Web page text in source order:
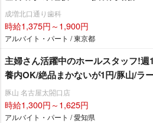
成増北口通り歯科
時給1,375円～1,900円
アルバイト・パート / 東京都
主婦さん活躍中のホールスタッフ!
養内OK/絶品まかないが1円/豚山/ラ
豚山 名古屋太閤口店
時給1,300円～1,625円
アルバイト・パート / 愛知県